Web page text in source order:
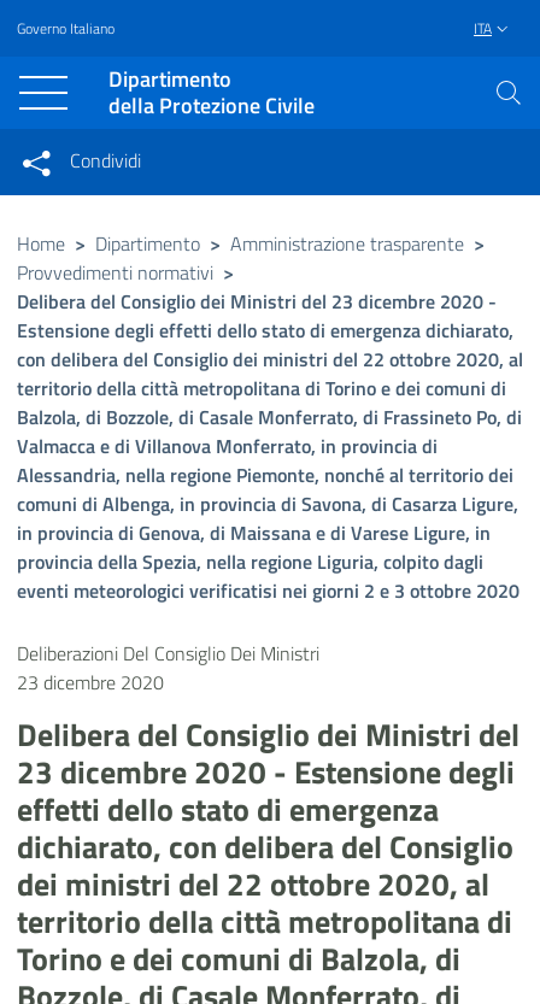
Vai al contenuto principale
Raggiungi il piè di pagina
Governo Italiano ITA
Dipartimento
della Protezione Civile
Condividi su Facebook
Condividi su Twitter
Condividi su LinkedIn
Condividi
Condividi sui social network
Home > Dipartimento > Amministrazione trasparente >
Provvedimenti normativi >
Delibera del Consiglio dei Ministri del 23 dicembre 2020 -
Estensione degli effetti dello stato di emergenza dichiarato,
con delibera del Consiglio dei ministri del 22 ottobre 2020, al
territorio della città metropolitana di Torino e dei comuni di
Balzola, di Bozzole, di Casale Monferrato, di Frassineto Po, di
Valmacca e di Villanova Monferrato, in provincia di
Alessandria, nella regione Piemonte, nonché al territorio dei
comuni di Albenga, in provincia di Savona, di Casarza Ligure,
in provincia di Genova, di Maissana e di Varese Ligure, in
provincia della Spezia, nella regione Liguria, colpito dagli
eventi meteorologici verificatisi nei giorni 2 e 3 ottobre 2020
Deliberazioni Del Consiglio Dei Ministri
23 dicembre 2020
Delibera del Consiglio dei Ministri del
23 dicembre 2020 - Estensione degli
effetti dello stato di emergenza
dichiarato, con delibera del Consiglio
dei ministri del 22 ottobre 2020, al
territorio della città metropolitana di
Torino e dei comuni di Balzola, di